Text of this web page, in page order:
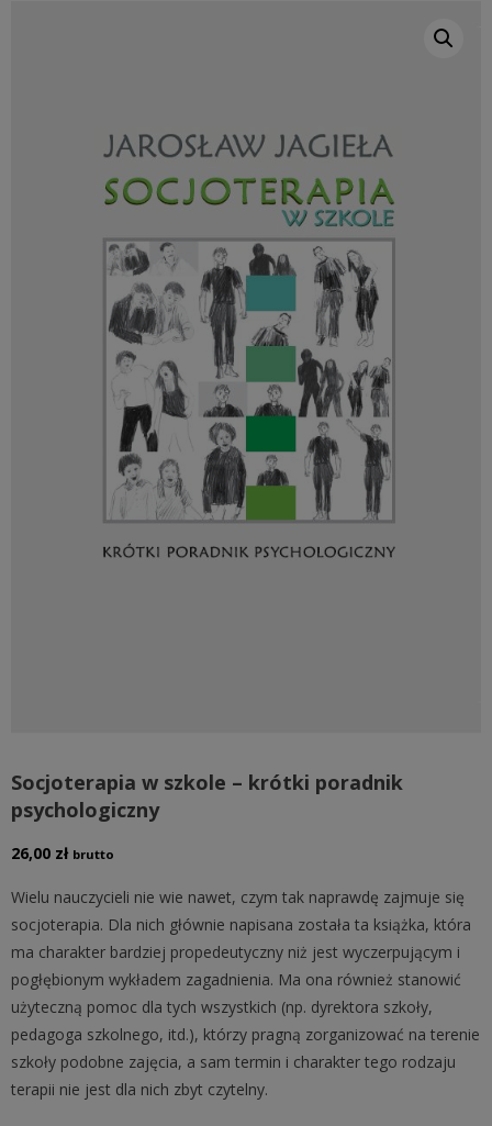
Socjoterapia w szkole – krótki poradnik
psychologiczny
26,00 zł brutto
Wielu nauczycieli nie wie nawet, czym tak naprawdę zajmuje się
socjoterapia. Dla nich głównie napisana została ta książka, która
ma charakter bardziej propedeutyczny niż jest wyczerpującym i
pogłębionym wykładem zagadnienia. Ma ona również stanowić
użyteczną pomoc dla tych wszystkich (np. dyrektora szkoły,
pedagoga szkolnego, itd.), którzy pragną zorganizować na terenie
szkoły podobne zajęcia, a sam termin i charakter tego rodzaju
terapii nie jest dla nich zbyt czytelny.